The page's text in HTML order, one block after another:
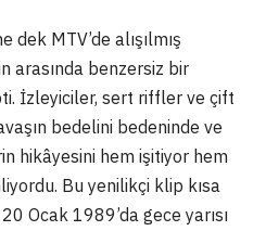
dek MTV’de alışılmış
arasında benzersiz bir
İzleyiciler, sert riffler ve çift
bedelini bedeninde ve
hikâyesini hem işitiyor hem
Bu yenilikçi klip kısa
Ocak 1989’da gece yarısı